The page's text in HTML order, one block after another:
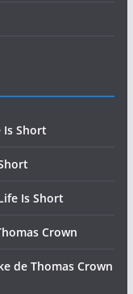
Is Short
Is Short
Crown
de Thomas Crown